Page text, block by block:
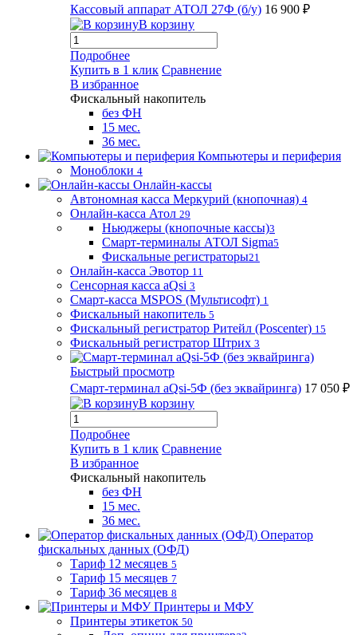
Кассовый аппарат АТОЛ 27Ф (б/у) 16 900 ₽
В корзину
Подробнее
Купить в 1 клик Сравнение
В избранное
Фискальный накопитель
без ФН
15 мес.
36 мес.
Компьютеры и периферия
Моноблоки 4
Онлайн-кассы
Автономная касса Меркурий (кнопочная) 4
Онлайн-касса Атол 29
Ньюджеры (кнопочные кассы)3
Смарт-терминалы АТОЛ Sigma5
Фискальные регистраторы21
Онлайн-касса Эвотор 11
Сенсорная касса aQsi 3
Смарт-касса MSPOS (Мультисофт) 1
Фискальный накопитель 5
Фискальный регистратор Ритейл (Poscenter) 15
Фискальный регистратор Штрих 3
Быстрый просмотр
Смарт-терминал aQsi-5Ф (без эквайринга) 17 050 ₽
В корзину
Подробнее
Купить в 1 клик Сравнение
В избранное
Фискальный накопитель
без ФН
15 мес.
36 мес.
Оператор
фискальных данных (ОФД)
Тариф 12 месяцев 5
Тариф 15 месяцев 7
Тариф 36 месяцев 8
Принтеры и МФУ
Принтеры этикеток 50